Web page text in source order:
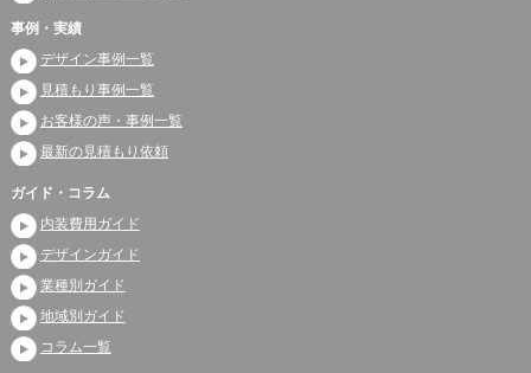
事例・実績
デザイン事例一覧
見積もり事例一覧
お客様の声・事例一覧
最新の見積もり依頼
ガイド・コラム
内装費用ガイド
デザインガイド
業種別ガイド
地域別ガイド
コラム一覧